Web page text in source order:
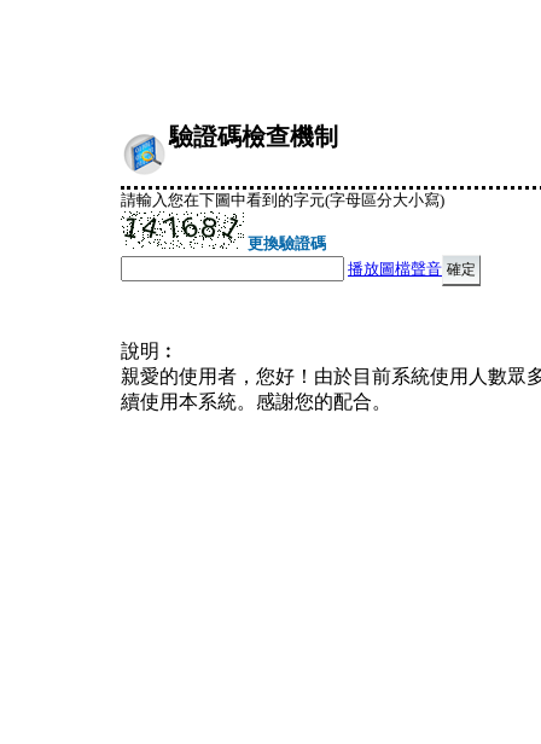
驗證碼檢查機制
請輸入您在下圖中看到的字元(字母區分大小寫)
更換驗證碼
播放圖檔聲音
說明︰
親愛的使用者，您好！由於目前系統使用人數眾
續使用本系統。感謝您的配合。